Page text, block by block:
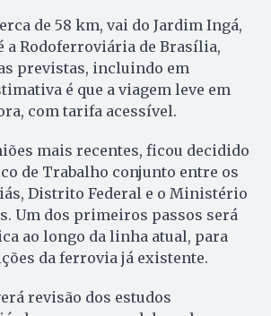
de 58 km, vai do Jardim Ingá,
a Rodoferroviária de Brasília,
previstas, incluindo em
é que a viagem leve em
com tarifa acessível.
mais recentes, ficou decidido
de Trabalho conjunto entre os
Distrito Federal e o Ministério
Um dos primeiros passos será
ao longo da linha atual, para
da ferrovia já existente.
revisão dos estudos